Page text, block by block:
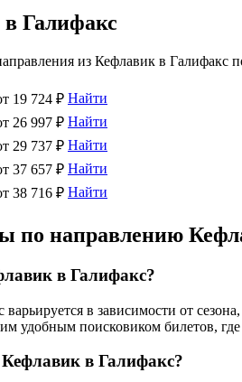
Галифакс
из Кефлавик в Галифакс
19 724 ₽ Найти
26 997 ₽ Найти
29 737 ₽ Найти
37 657 ₽ Найти
38 716 ₽ Найти
по направлению
в Галифакс?
в зависимости от
удобным поисковиком билетов,
в Галифакс?